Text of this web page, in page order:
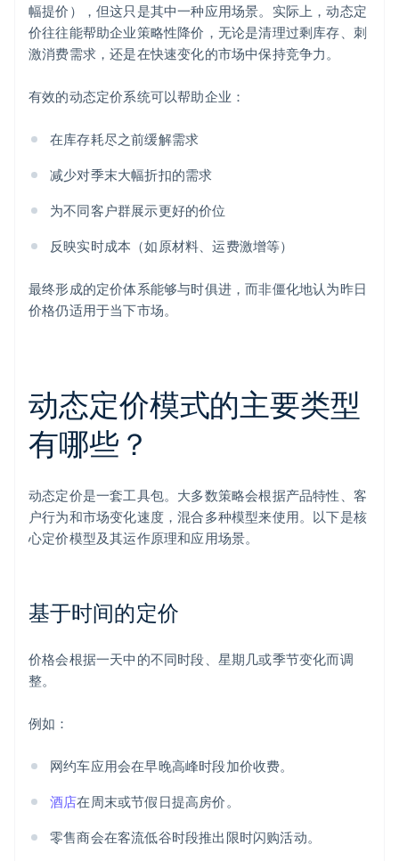
幅提价），但这只是其中一种应用场景。实际上，动态定
价往往能帮助企业策略性降价，无论是清理过剩库存、刺
激消费需求，还是在快速变化的市场中保持竞争力。
有效的动态定价系统可以帮助企业：
在库存耗尽之前缓解需求
减少对季末大幅折扣的需求
为不同客户群展示更好的价位
反映实时成本（如原材料、运费激增等）
最终形成的定价体系能够与时俱进，而非僵化地认为昨日
价格仍适用于当下市场。
动态定价模式的主要类型
有哪些？
动态定价是一套工具包。大多数策略会根据产品特性、客
户行为和市场变化速度，混合多种模型来使用。以下是核
心定价模型及其运作原理和应用场景。
基于时间的定价
价格会根据一天中的不同时段、星期几或季节变化而调
整。
例如：
网约车应用会在早晚高峰时段加价收费。
酒店在周末或节假日提高房价。
零售商会在客流低谷时段推出限时闪购活动。